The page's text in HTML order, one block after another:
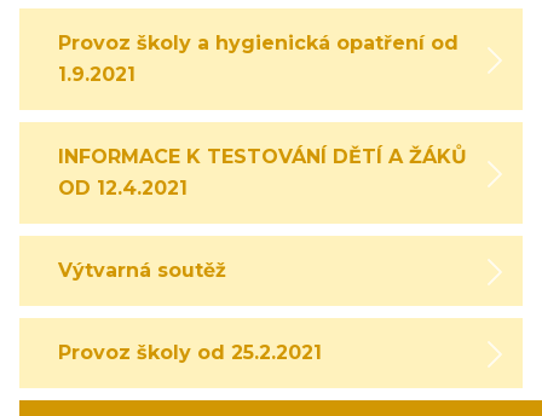
Provoz školy a hygienická opatření od
1.9.2021
INFORMACE K TESTOVÁNÍ DĚTÍ A ŽÁKŮ
OD 12.4.2021
Výtvarná soutěž
Provoz školy od 25.2.2021